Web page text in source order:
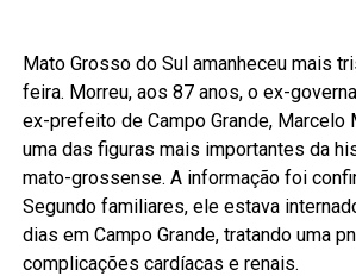
Mato Grosso do Sul amanheceu mais
feira. Morreu, aos 87 anos, o ex-
ex-prefeito de Campo Grande, Marcelo
uma das figuras mais importantes da
mato-grossense. A informação foi
Segundo familiares, ele estava
dias em Campo Grande, tratando uma
complicações cardíacas e renais.